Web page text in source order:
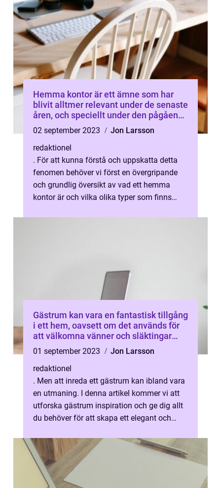
Hemma kontor är ett ämne som har
blivit alltmer relevant under de senaste
åren, och speciellt under den pågående
pandemin där många människor har
fått möjligheten att arbeta hemifrån
02 september 2023
Jon Larsson
redaktionel
. För att kunna förstå och uppskatta detta
fenomen behöver vi först en övergripande
och grundlig översikt av vad ett hemma
kontor är och vilka olika typer som finns
Gästrum kan vara en fantastisk tillgång
i ett hem, oavsett om det används för
att välkomna vänner och släktingar
som kommer på besök eller för att hyra
ut som en inkomstkälla
01 september 2023
Jon Larsson
redaktionel
. Men att inreda ett gästrum kan ibland vara
en utmaning. I denna artikel kommer vi att
utforska gästrum inspiration och ge dig allt
du behöver för att skapa ett elegant och